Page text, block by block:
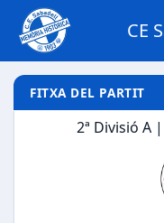
CE
FITXA DEL PARTIT
2ª Divisió A